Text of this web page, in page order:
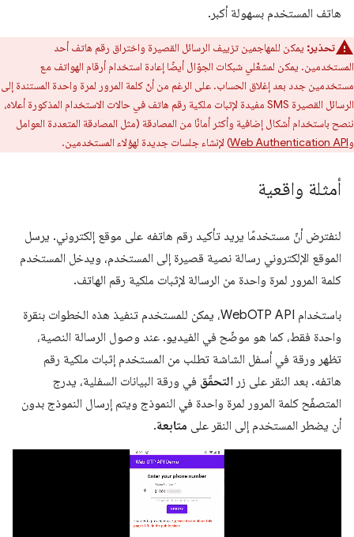
هاتف المستخدم بسهولة أكبر.
تحذير: يمكن للمهاجمين تزييف الرسائل القصيرة واختراق رقم هاتف أحد
المستخدمين. يمكن لمشغّلي شبكات الجوّال أيضًا إعادة استخدام أرقام الهواتف مع
مستخدمين جدد بعد إغلاق الحساب. على الرغم من أنّ كلمة المرور لمرة واحدة المستندة إلى
الرسائل القصيرة SMS مفيدة لإثبات ملكية رقم هاتف في حالات الاستخدام المذكورة أعلاه،
ننصح باستخدام أشكال إضافية وأكثر أمانًا من المصادقة (مثل المصادقة المتعددة العوامل
وWeb Authentication API) لإنشاء جلسات جديدة لهؤلاء المستخدمين.
أمثلة واقعية
لنفترض أنّ مستخدمًا يريد تأكيد رقم هاتفه على موقع إلكتروني. يرسل
الموقع الإلكتروني رسالة نصية قصيرة إلى المستخدم، ويدخل المستخدم
كلمة المرور لمرة واحدة من الرسالة لإثبات ملكية رقم الهاتف.
باستخدام WebOTP API، يمكن للمستخدم تنفيذ هذه الخطوات بنقرة
واحدة فقط، كما هو موضّح في الفيديو. عند وصول الرسالة النصية،
تظهر ورقة في أسفل الشاشة تطلب من المستخدم إثبات ملكية رقم
هاتفه. بعد النقر على زر التحقّق في ورقة البيانات السفلية، يدرج
المتصفّح كلمة المرور لمرة واحدة في النموذج ويتم إرسال النموذج بدون
أن يضطر المستخدم إلى النقر على متابعة.